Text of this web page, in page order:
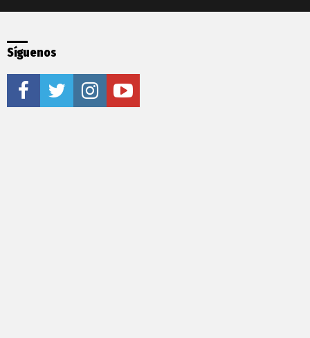
Síguenos
facebooktwitter instagramyoutube